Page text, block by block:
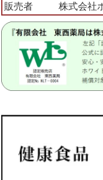
販売者
株式会社